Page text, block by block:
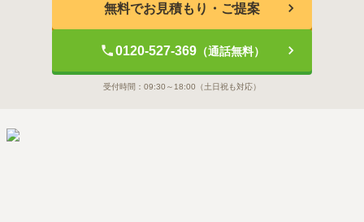
無料でお見積もり・ご提案
0120-527-369（通話無料）
受付時間： 09:30～18:00 （土日祝も対応）